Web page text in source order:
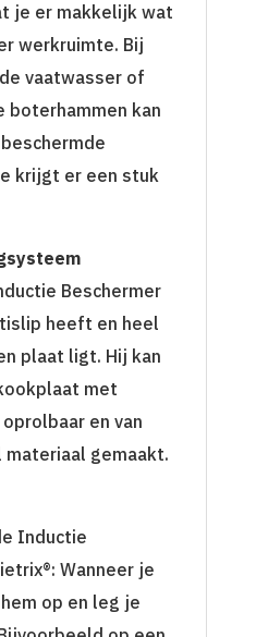
je er makkelijk wat
werkruimte. Bij
vaatwasser of
boterhammen kan
krijgt er een stuk
Beschermer
heeft en heel
plaat ligt. Hij kan
met
en van
gemaakt.
Inductie
Wanneer je
op en leg je